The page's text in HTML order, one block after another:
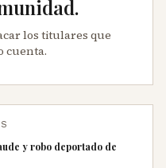
los titulares que
cuenta.
y robo deportado de